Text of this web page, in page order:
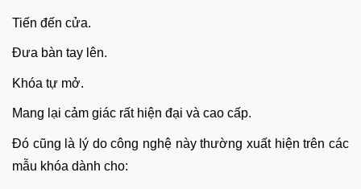
Tiến đến cửa.
Đưa bàn tay lên.
Khóa tự mở.
Mang lại cảm giác rất hiện đại và cao cấp.
Đó cũng là lý do công nghệ này thường xuất hiện trên các
mẫu khóa dành cho: